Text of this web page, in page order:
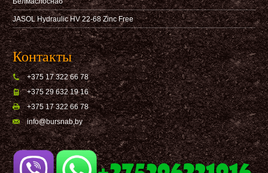
JASOL Hydraulic HV 22-68 Zinc Free
Контакты
+375 17 322 66 78
+375 29 632 19 16
+375 17 322 66 78
info@bursnab,by